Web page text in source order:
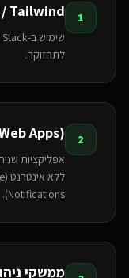
1
Tailwind
לתחזוקה.
2
Apps)
אפליקציות
Notifications).
ממשקי